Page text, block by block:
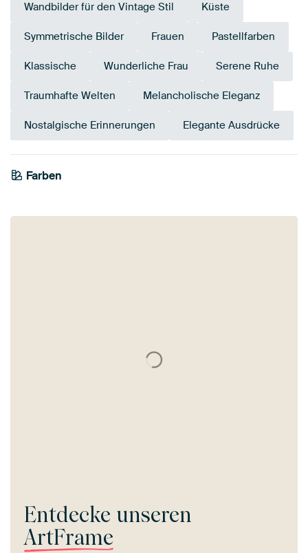
Wandbilder für den Vintage Stil Küste
Symmetrische Bilder Frauen Pastellfarben
Klassische Wunderliche Frau Serene Ruhe
Traumhafte Welten Melancholische Eleganz
Nostalgische Erinnerungen Elegante Ausdrücke
Farben
Beige
Blau
Early Dew
Entdecke unseren
ArtFrame